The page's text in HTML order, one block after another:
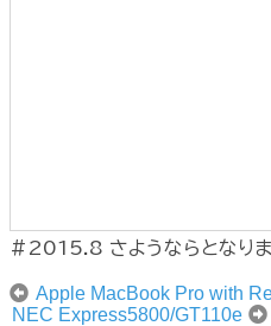
#2015.8 さようならとなりま
Apple MacBook Pro with
NEC Express5800/GT110e